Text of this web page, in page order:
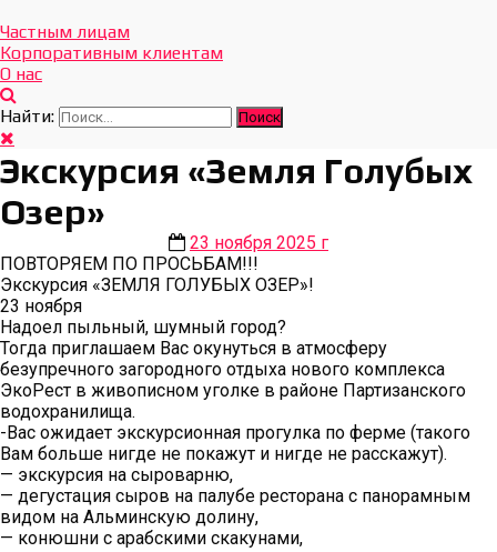
Отдых Без Границ
Эксклюзивные экскурсии по Севастополю и Крыму
Частным лицам
Корпоративным клиентам
О нас
Найти:
Экскурсия «Земля Голубых
Озер»
23 ноября 2025 г
ПОВТОРЯЕМ ПО ПРОСЬБАМ!!!
Экскурсия «ЗЕМЛЯ ГОЛУБЫХ ОЗЕР»!
23 ноября
Надоел пыльный, шумный город?
Тогда приглашаем Вас окунуться в атмосферу
безупречного загородного отдыха нового комплекса
ЭкоРест в живописном уголке в районе Партизанского
водохранилища.
-Вас ожидает экскурсионная прогулка по ферме (такого
Вам больше нигде не покажут и нигде не расскажут).
— экскурсия на сыроварню,
— дегустация сыров на палубе ресторана с панорамным
видом на Альминскую долину,
— конюшни с арабскими скакунами,